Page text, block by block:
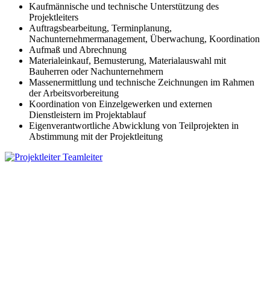
Kaufmännische und technische Unterstützung des
Projektleiters
Auftragsbearbeitung, Terminplanung,
Nachunternehmermanagement, Überwachung, Koordination
Aufmaß und Abrechnung
Materialeinkauf, Bemusterung, Materialauswahl mit
Bauherren oder Nachunternehmern
Massenermittlung und technische Zeichnungen im Rahmen
der Arbeitsvorbereitung
Koordination von Einzelgewerken und externen
Dienstleistern im Projektablauf
Eigenverantwortliche Abwicklung von Teilprojekten in
Abstimmung mit der Projektleitung